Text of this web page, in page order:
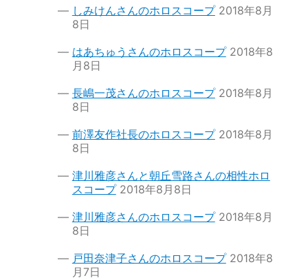
しみけんさんのホロスコープ 2018年8月
8日
はあちゅうさんのホロスコープ 2018年8
月8日
長嶋一茂さんのホロスコープ 2018年8月
8日
前澤友作社長のホロスコープ 2018年8月
8日
津川雅彦さんと朝丘雪路さんの相性ホロ
スコープ 2018年8月8日
津川雅彦さんのホロスコープ 2018年8月
8日
戸田奈津子さんのホロスコープ 2018年8
月7日